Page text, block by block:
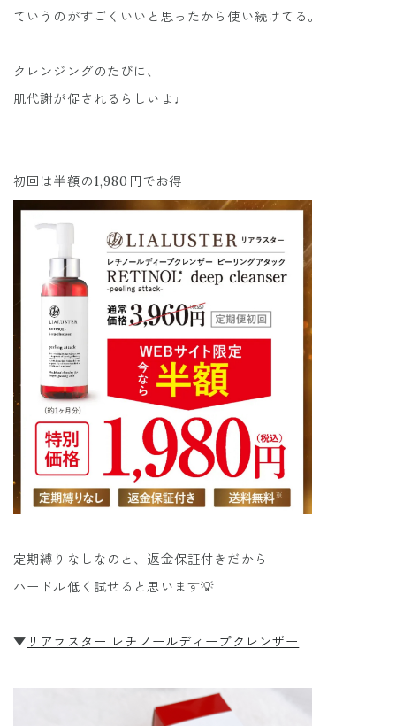
ていうのがすごくいいと思ったから使い続けてる。
クレンジングのたびに、
肌代謝が促されるらしいよ♩
初回は半額の1,980円でお得
定期縛りなしなのと、返金保証付きだから
ハードル低く試せると思います💡
▼ リアラスター レチノールディープクレンザー